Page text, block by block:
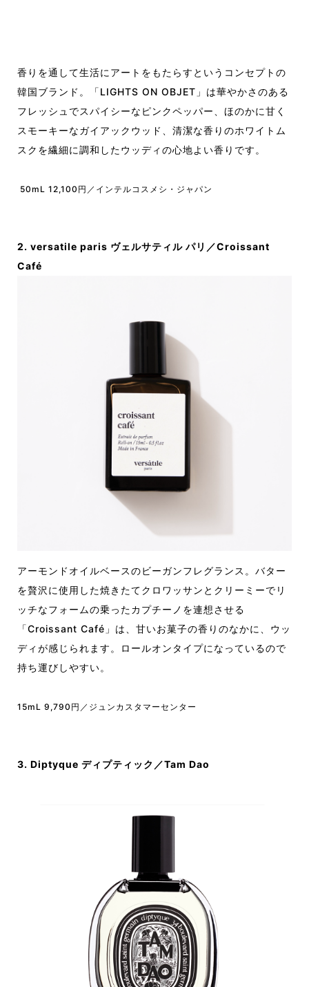
香りを通して生活にアートをもたらすというコンセプトの
韓国ブランド。「LIGHTS ON OBJET」は華やかさのある
フレッシュでスパイシーなピンクペッパー、ほのかに甘く
スモーキーなガイアックウッド、清潔な香りのホワイトム
スクを繊細に調和したウッディの心地よい香りです。
50mL 12,100円／ インテルコスメシ・ジャパン
2. versatile paris ヴェルサティル パリ／Croissant
Café
アーモンドオイルベースのビーガンフレグランス。バター
を贅沢に使用した焼きたてクロワッサンとクリーミーでリ
ッチなフォームの乗ったカプチーノを連想させる
「Croissant Café」は、甘いお菓子の香りのなかに、ウッ
ディが感じられます。ロールオンタイプになっているので
持ち運びしやすい。
15mL 9,790円／ジュンカスタマーセンター
3. Diptyque ディプティック／Tam Dao